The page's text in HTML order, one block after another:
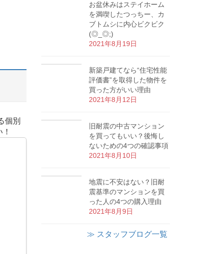
個別
お盆休みはステイホーム
を満喫したつっちー、カ
ブトムシに内心ビクビク
(◎_◎;)
2021年8月19日
新築戸建てなら“住宅性能
評価書”を取得した物件を
買った方がいい理由
2021年8月12日
旧耐震の中古マンション
を買ってもいい？後悔し
ないための4つの確認事項
2021年8月10日
地震に不安はない？旧耐
震基準のマンションを買
った人の4つの購入理由
2021年8月9日
≫ スタッフブログ一覧